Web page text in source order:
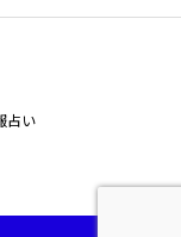
占い